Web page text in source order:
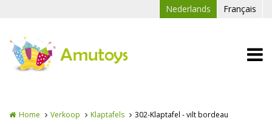
Nederlands Français
Home Verkoop Klaptafels 302-Klaptafel - vilt bordeau